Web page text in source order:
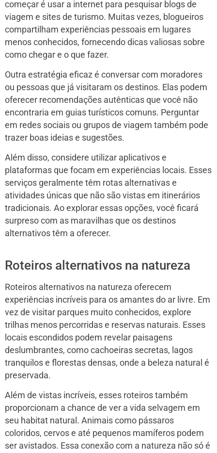
começar é usar a internet para pesquisar blogs de
viagem e sites de turismo. Muitas vezes, blogueiros
compartilham experiências pessoais em lugares
menos conhecidos, fornecendo dicas valiosas sobre
como chegar e o que fazer.
Outra estratégia eficaz é conversar com moradores
ou pessoas que já visitaram os destinos. Elas podem
oferecer recomendações autênticas que você não
encontraria em guias turísticos comuns. Perguntar
em redes sociais ou grupos de viagem também pode
trazer boas ideias e sugestões.
Além disso, considere utilizar aplicativos e
plataformas que focam em experiências locais. Esses
serviços geralmente têm rotas alternativas e
atividades únicas que não são vistas em itinerários
tradicionais. Ao explorar essas opções, você ficará
surpreso com as maravilhas que os destinos
alternativos têm a oferecer.
Roteiros alternativos na natureza
Roteiros alternativos na natureza oferecem
experiências incríveis para os amantes do ar livre. Em
vez de visitar parques muito conhecidos, explore
trilhas menos percorridas e reservas naturais. Esses
locais escondidos podem revelar paisagens
deslumbrantes, como cachoeiras secretas, lagos
tranquilos e florestas densas, onde a beleza natural é
preservada.
Além de vistas incríveis, esses roteiros também
proporcionam a chance de ver a vida selvagem em
seu habitat natural. Animais como pássaros
coloridos, cervos e até pequenos mamíferos podem
ser avistados. Essa conexão com a natureza não só é